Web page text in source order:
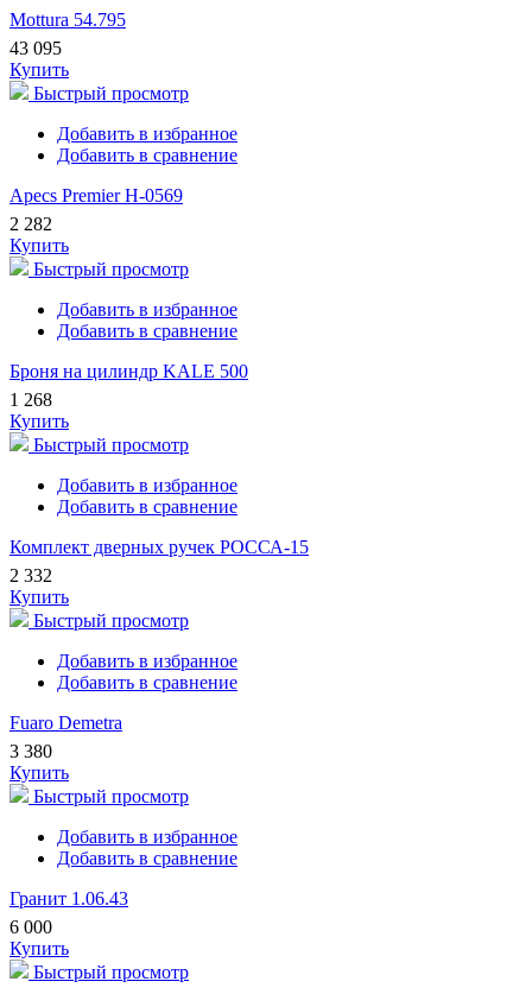
Mottura 54.795
43 095
Купить
Быстрый просмотр
Добавить в избранное
Добавить в сравнение
Apecs Premier H-0569
2 282
Купить
Быстрый просмотр
Добавить в избранное
Добавить в сравнение
Броня на цилиндр KALE 500
1 268
Купить
Быстрый просмотр
Добавить в избранное
Добавить в сравнение
Комплект дверных ручек РОССА-15
2 332
Купить
Быстрый просмотр
Добавить в избранное
Добавить в сравнение
Fuaro Demetra
3 380
Купить
Быстрый просмотр
Добавить в избранное
Добавить в сравнение
Гранит 1.06.43
6 000
Купить
Быстрый просмотр